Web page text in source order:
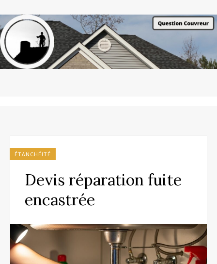
ÉTANCHÉITÉ
Devis réparation fuite
encastrée